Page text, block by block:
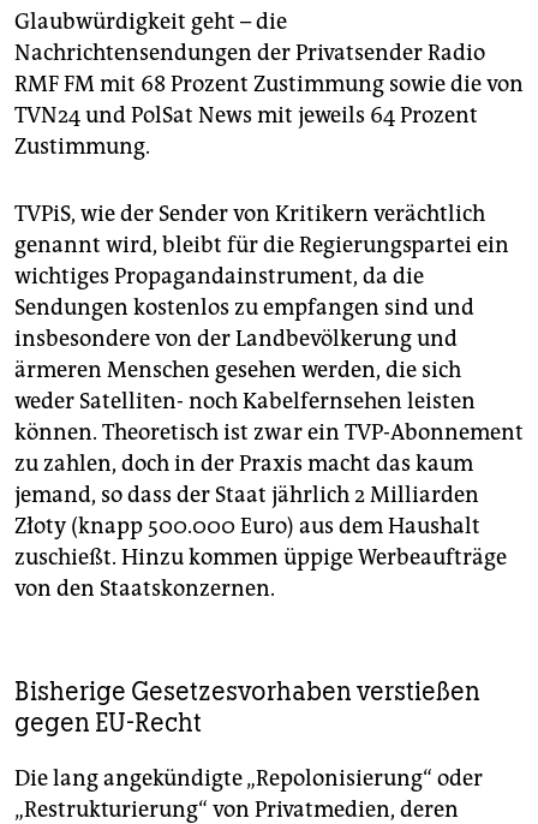
Glaubwürdigkeit geht – die
Nachrichtensendungen der Privatsender Radio
RMF FM mit 68 Prozent Zustimmung sowie die von
TVN24 und PolSat News mit jeweils 64 Prozent
Zustimmung.
TVPiS, wie der Sender von Kritikern verächtlich
genannt wird, bleibt für die Regierungspartei ein
wichtiges Propagandainstrument, da die
Sendungen kostenlos zu empfangen sind und
insbesondere von der Landbevölkerung und
ärmeren Menschen gesehen werden, die sich
weder Satelliten- noch Kabelfernsehen leisten
können. Theoretisch ist zwar ein TVP-Abonnement
zu zahlen, doch in der Praxis macht das kaum
jemand, so dass der Staat jährlich 2 Milliarden
Złoty (knapp 500.000 Euro) aus dem Haushalt
zuschießt. Hinzu kommen üppige Werbeaufträge
von den Staatskonzernen.
Bisherige Gesetzesvorhaben verstießen
gegen EU-Recht
Die lang angekündigte „Repolonisierung“ oder
„Restrukturierung“ von Privatmedien, deren